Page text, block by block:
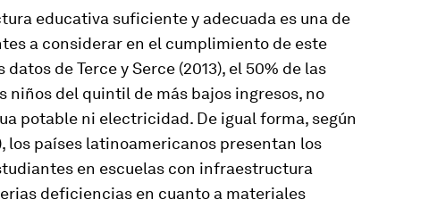
educativa suficiente y adecuada es una de
a considerar en el cumplimiento de este
de Terce y Serce (2013), el 50% de las
niños del quintil de más bajos ingresos, no
potable ni electricidad. De igual forma, según
los países latinoamericanos presentan los
en escuelas con infraestructura
deficiencias en cuanto a materiales